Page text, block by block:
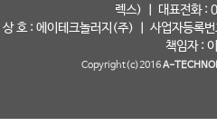
렉스) ㅣ 대표전화
상 호 : 에이테크놀러지(주) ㅣ 사업자등
책임자 :
Copyright(c)2016A-